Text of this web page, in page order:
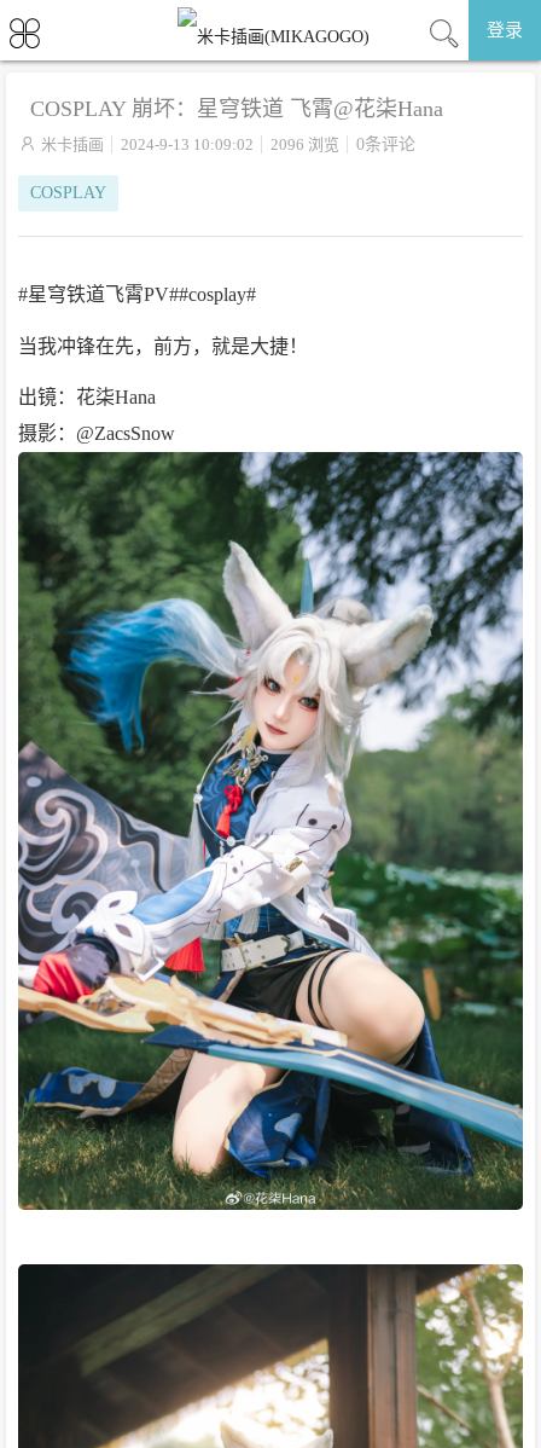
登录
COSPLAY 崩坏：星穹铁道 飞霄@花柒Hana
 米卡插画 2024-9-13 10:09:02 2096 浏览 0条评论
COSPLAY
#星穹铁道飞霄PV##cosplay#
当我冲锋在先，前方，就是大捷！
出镜：花柒Hana
摄影：@ZacsSnow ​​​